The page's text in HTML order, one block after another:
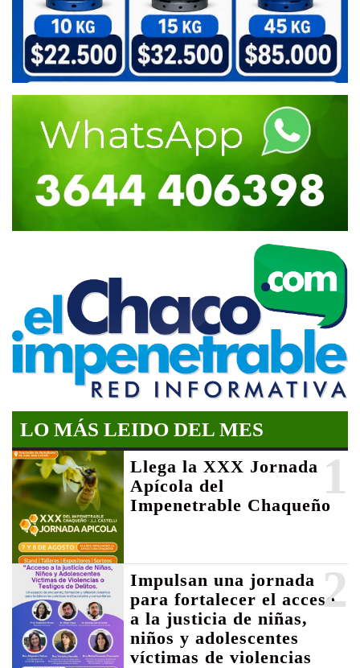
LO MÁS LEIDO DEL MES
1
Llega la XXX Jornada
Apícola del
Impenetrable Chaqueño
2
Impulsan una jornada
para fortalecer el acceso
a la justicia de niñas,
niños y adolescentes
víctimas de violencias